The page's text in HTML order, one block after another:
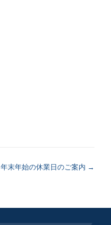
年末年始の休業日のご案内